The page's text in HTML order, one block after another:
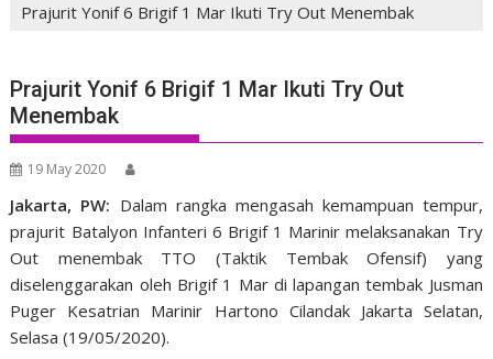
Prajurit Yonif 6 Brigif 1 Mar Ikuti Try Out Menembak
Prajurit Yonif 6 Brigif 1 Mar Ikuti Try Out
Menembak
19 May 2020
Jakarta, PW: Dalam rangka mengasah kemampuan tempur,
prajurit Batalyon Infanteri 6 Brigif 1 Marinir melaksanakan Try
Out menembak TTO (Taktik Tembak Ofensif) yang
diselenggarakan oleh Brigif 1 Mar di lapangan tembak Jusman
Puger Kesatrian Marinir Hartono Cilandak Jakarta Selatan,
Selasa (19/05/2020).